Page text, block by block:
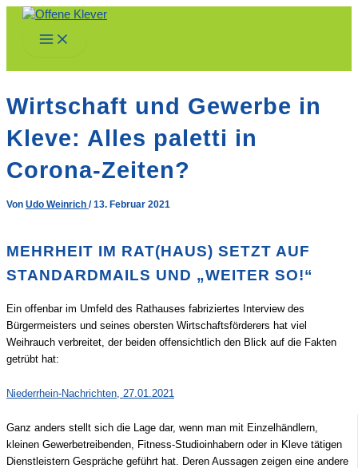
Zum
springen
Main
Menu
Wirtschaft und Gewerbe in
Kleve: Alles paletti in
Corona-Zeiten?
Von Udo Weinrich /13. Februar 2021
MEHRHEIT IM RAT(HAUS) SETZT AUF
STANDARDMAILS UND „WEITER SO!“
Ein offenbar im Umfeld des Rathauses fabriziertes Interview des
Bürgermeisters und seines obersten Wirtschaftsförderers hat viel
Weihrauch verbreitet, der beiden offensichtlich den Blick auf die Fakten
getrübt hat:
Niederrhein-Nachrichten, 27.01.2021
Ganz anders stellt sich die Lage dar, wenn man mit Einzelhändlern,
kleinen Gewerbetreibenden, Fitness-Studioinhabern oder in Kleve tätigen
Dienstleistern Gespräche geführt hat. Deren Aussagen zeigen eine andere